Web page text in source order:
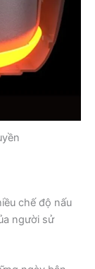
chế độ nấu
người sử